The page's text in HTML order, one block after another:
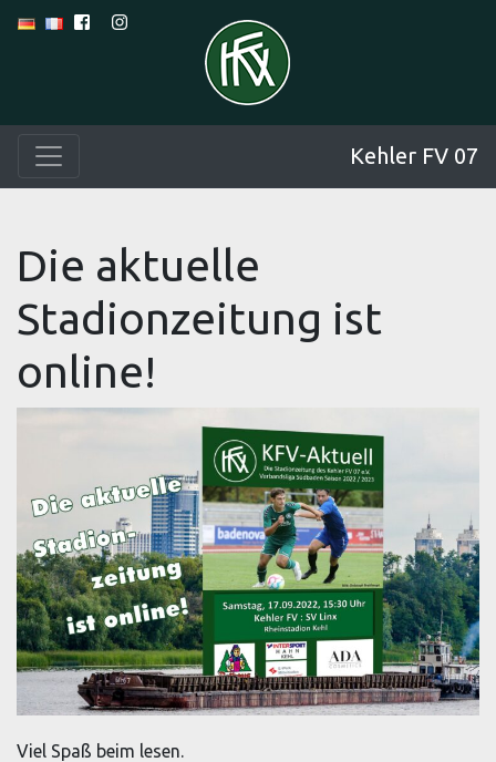
Kehler FV 07
Die aktuelle
Stadionzeitung ist
online!
Viel Spaß beim lesen.